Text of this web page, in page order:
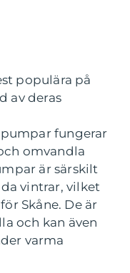
populära på
av deras
fungerar
omvandla
är särskilt
vintrar, vilket
Skåne. De är
och kan även
varma